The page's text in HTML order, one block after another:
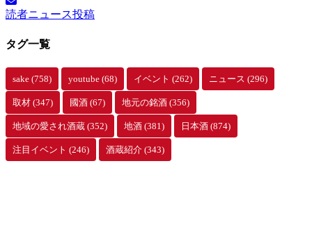
イ
ブ
読者ニュース投稿
タグ一覧
sake (758) youtube (68) イベント (262) ニュース (296)
取材 (347) 國酒 (67) 地元の銘酒 (356)
地域の愛され酒蔵 (352) 地酒 (381) 日本酒 (874)
注目イベント (246) 酒蔵紹介 (343)